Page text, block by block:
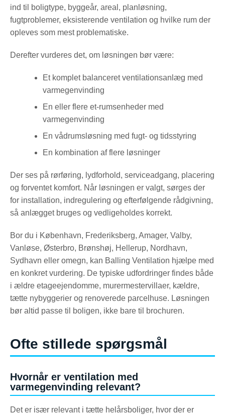
ind til boligtype, byggeår, areal, planløsning,
fugtproblemer, eksisterende ventilation og hvilke rum der
opleves som mest problematiske.
Derefter vurderes det, om løsningen bør være:
Et komplet balanceret ventilationsanlæg med
varmegenvinding
En eller flere et-rumsenheder med
varmegenvinding
En vådrumsløsning med fugt- og tidsstyring
En kombination af flere løsninger
Der ses på rørføring, lydforhold, serviceadgang, placering
og forventet komfort. Når løsningen er valgt, sørges der
for installation, indregulering og efterfølgende rådgivning,
så anlægget bruges og vedligeholdes korrekt.
Bor du i København, Frederiksberg, Amager, Valby,
Vanløse, Østerbro, Brønshøj, Hellerup, Nordhavn,
Sydhavn eller omegn, kan Balling Ventilation hjælpe med
en konkret vurdering. De typiske udfordringer findes både
i ældre etageejendomme, murermestervillaer, kældre,
tætte nybyggerier og renoverede parcelhuse. Løsningen
bør altid passe til boligen, ikke bare til brochuren.
Ofte stillede spørgsmål
Hvornår er ventilation med
varmegenvinding relevant?
Det er især relevant i tætte helårsboliger, hvor der er